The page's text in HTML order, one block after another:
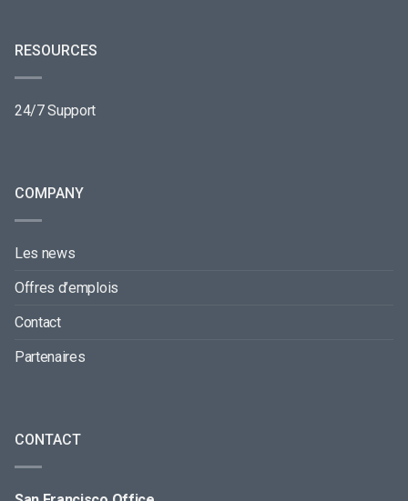
RESOURCES
24/7 Support
COMPANY
Les news
Offres d’emplois
Contact
Partenaires
CONTACT